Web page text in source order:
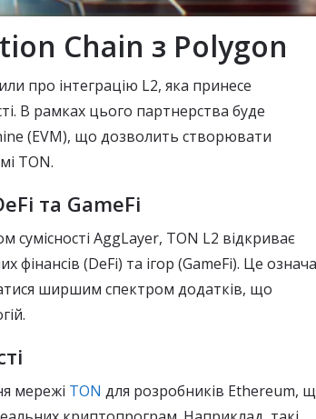
Chain з Polygon
про інтеграцію L2, яка принесе
В рамках цього партнерства буде
(EVM), що дозволить створювати
TON.
та GameFi
сумісності AggLayer, TON L2 відкриває
фінансів (DeFi) та ігор (GameFi). Це
ширшим спектром додатків, що
мережі TON для розробників Ethereum,